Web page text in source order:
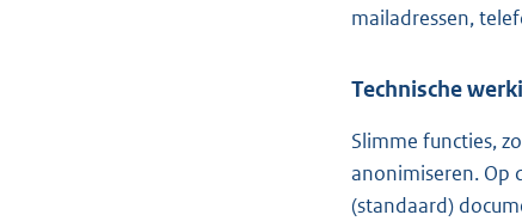
mailadressen,
Technische
Slimme functies,
anonimiseren. Op
(standaard)